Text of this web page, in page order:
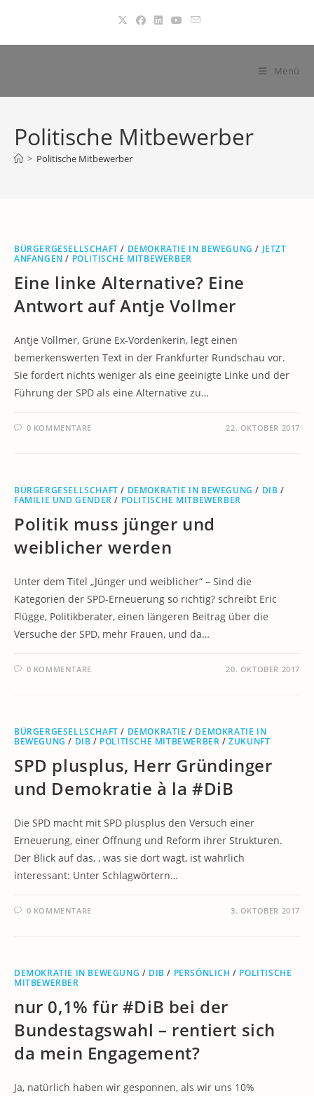
springen
Menü
Politische Mitbewerber
> Politische Mitbewerber
BÜRGERGESELLSCHAFT / DEMOKRATIE IN BEWEGUNG / JETZT
ANFANGEN / POLITISCHE MITBEWERBER
Eine linke Alternative? Eine
Antwort auf Antje Vollmer
Antje Vollmer, Grüne Ex-Vordenkerin, legt einen
bemerkenswerten Text in der Frankfurter Rundschau vor.
Sie fordert nichts weniger als eine geeinigte Linke und der
Führung der SPD als eine Alternative zu…
0 KOMMENTARE 22. OKTOBER 2017
BÜRGERGESELLSCHAFT / DEMOKRATIE IN BEWEGUNG / DIB /
FAMILIE UND GENDER / POLITISCHE MITBEWERBER
Politik muss jünger und
weiblicher werden
Unter dem Titel „Jünger und weiblicher“ – Sind die
Kategorien der SPD-Erneuerung so richtig? schreibt Eric
Flügge, Politikberater, einen längeren Beitrag über die
Versuche der SPD, mehr Frauen, und da…
0 KOMMENTARE 20. OKTOBER 2017
BÜRGERGESELLSCHAFT / DEMOKRATIE / DEMOKRATIE IN
BEWEGUNG / DIB / POLITISCHE MITBEWERBER /ZUKUNFT
SPD plusplus, Herr Gründinger
und Demokratie à la #DiB
Die SPD macht mit SPD plusplus den Versuch einer
Erneuerung, einer Öffnung und Reform ihrer Strukturen.
Der Blick auf das, , was sie dort wagt, ist wahrlich
interessant: Unter Schlagwörtern…
0 KOMMENTARE 3. OKTOBER 2017
DEMOKRATIE IN BEWEGUNG / DIB / PERSÖNLICH / POLITISCHE
MITBEWERBER
nur 0,1% für #DiB bei der
Bundestagswahl – rentiert sich
da mein Engagement?
Ja, natürlich haben wir gesponnen, als wir uns 10%